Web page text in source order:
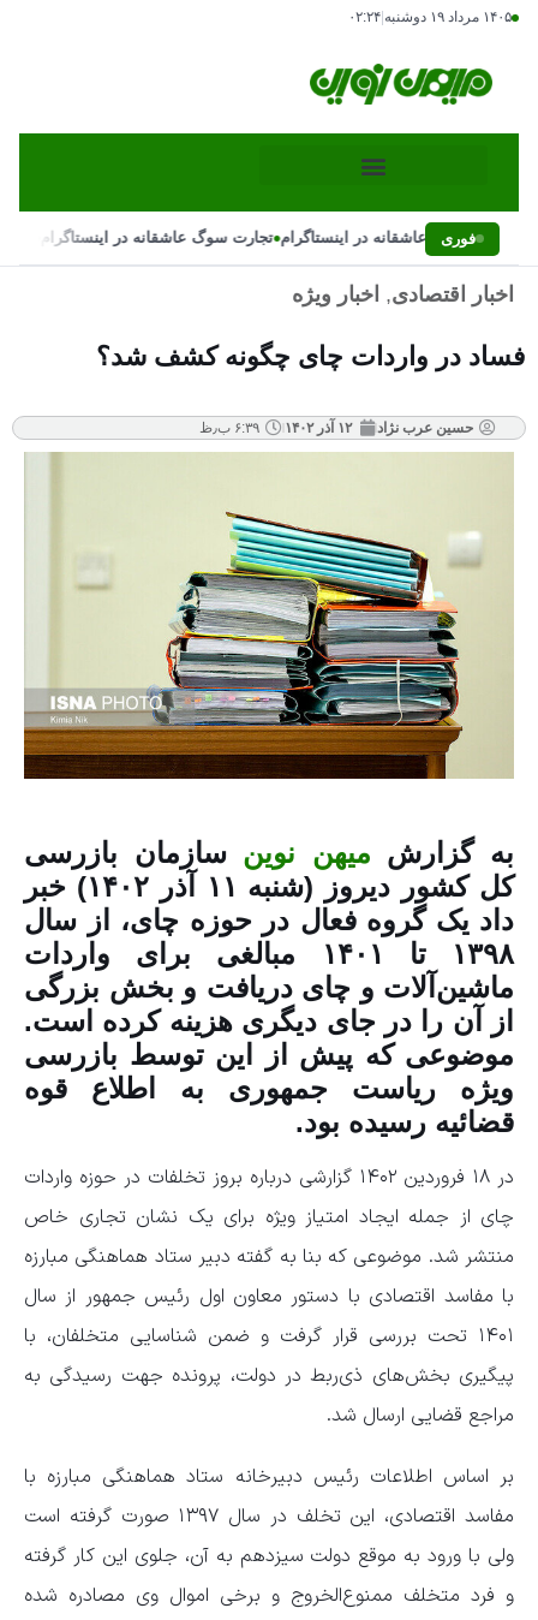
۱۴۰۵ مرداد ۱۹ دوشنبه ۰۲:۲۴
فوری
تجارت سوگ عاشقانه در اینستاگرام•تجارت سوگ عاشقانه در اینستاگرام
اخبار اقتصادی, اخبار ویژه
فساد در واردات چای چگونه کشف شد؟
حسین عرب نژاد ۱۲ آذر ۱۴۰۲ ۶:۳۹ ب٫ظ
به گزارش میهن نوین سازمان بازرسی
کل کشور دیروز (شنبه ۱۱ آذر ۱۴۰۲) خبر
داد یک گروه فعال در حوزه چای، از سال
۱۳۹۸ تا ۱۴۰۱ مبالغی برای واردات
ماشین‌آلات و چای دریافت و بخش بزرگی
از آن را در جای دیگری هزینه کرده است.
موضوعی که پیش از این توسط بازرسی
ویژه ریاست جمهوری به اطلاع قوه
قضائیه رسیده بود.
در ۱۸ فروردین ۱۴۰۲ گزارشی درباره بروز تخلفات در حوزه واردات
چای از جمله ایجاد امتیاز ویژه برای یک نشان تجاری خاص
منتشر شد. موضوعی که بنا به گفته دبیر ستاد هماهنگی مبارزه
با مفاسد اقتصادی با دستور معاون اول رئیس جمهور از سال
۱۴۰۱ تحت بررسی قرار گرفت و ضمن شناسایی متخلفان، با
پیگیری بخش‌های ذی‌ربط در دولت، پرونده جهت رسیدگی به
مراجع قضایی ارسال شد.
بر اساس اطلاعات رئیس دبیرخانه ستاد هماهنگی مبارزه با
مفاسد اقتصادی، این تخلف در سال ۱۳۹۷ صورت گرفته است
ولی با ورود به موقع دولت سیزدهم به آن، جلوی این کار گرفته
و فرد متخلف ممنوع‌الخروج و برخی اموال وی مصادره‌ شده